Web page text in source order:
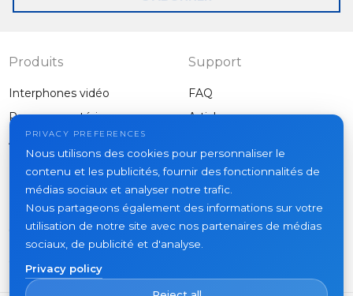
Produits
Interphones vidéo
Panneaux extérieurs
Autres équipements
Support
FAQ
Articles
Projets
À propos
Actualités
Contacts
Où acheter
PRIVACY PREFERENCES
Nous utilisons des cookies pour personnaliser le
contenu et les publicités, fournir des fonctionnalités de
médias sociaux et analyser notre trafic.
Nous partageons également des informations sur votre
utilisation de notre site avec nos partenaires de médias
sociaux, de publicité et d'analyse.
Privacy policy